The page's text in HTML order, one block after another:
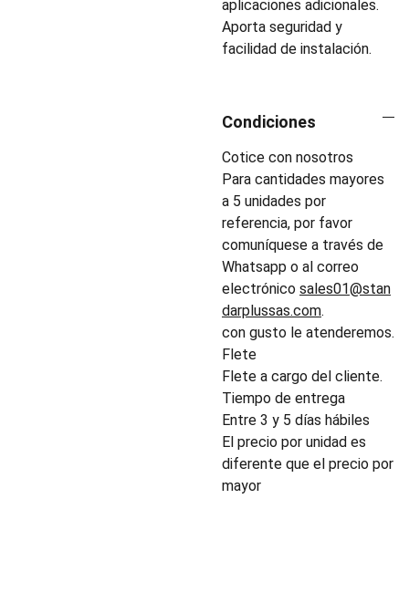
aplicaciones adicionales.
Aporta seguridad y
facilidad de instalación.
Condiciones
Cotice con nosotros
Para cantidades mayores
a 5 unidades por
referencia, por favor
comuníquese a través de
Whatsapp o al correo
electrónico sales01@stan
darplussas.com.
con gusto le atenderemos.
Flete
Flete a cargo del cliente.
Tiempo de entrega
Entre 3 y 5 días hábiles
El precio por unidad es
diferente que el precio por
mayor